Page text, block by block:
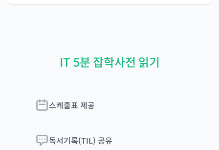
IT 5분 잡학사전 읽기
스케줄표 제공
독서기록(TIL) 공유